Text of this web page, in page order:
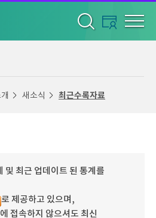
새소식 최근수록자료
및 최근 업데이트 된 통계를
로 제공하고 있으며,
접속하지 않으셔도 최신